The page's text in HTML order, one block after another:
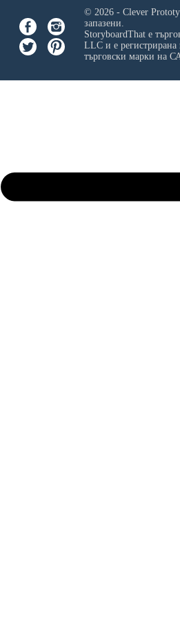
© 2026 - Clever
запазени.
StoryboardThat е
LLCи е регистрирана
търговски марки на